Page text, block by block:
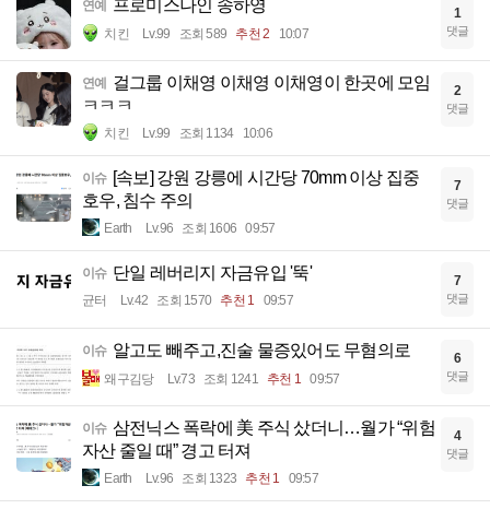
연예 프로미스나인 송하영
치킨 Lv.99 조회 589 추천 2 10:07
1
댓글
연예 걸그룹 이채영 이채영 이채영이 한곳에 모임
ㅋㅋㅋ
치킨 Lv.99 조회 1134 10:06
2
댓글
이슈 [속보] 강원 강릉에 시간당 70mm 이상 집중
호우, 침수 주의
Earth Lv.96 조회 1606 09:57
7
댓글
이슈 단일 레버리지 자금유입 '뚝'
균터 Lv.42 조회 1570 추천 1 09:57
7
댓글
이슈 알고도 빼주고,진술 물증있어도 무혐의로
왜구김당 Lv.73 조회 1241 추천 1 09:57
6
댓글
이슈 삼전닉스 폭락에 美 주식 샀더니…월가 “위험
자산 줄일 때” 경고 터져
Earth Lv.96 조회 1323 추천 1 09:57
4
댓글